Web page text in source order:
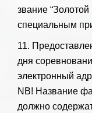
звание
специальным
11.
дня
электронный
NB! Название
должно